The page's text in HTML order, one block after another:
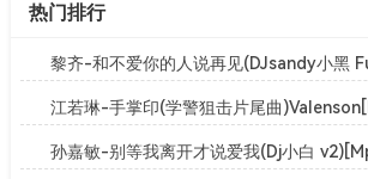
热门排行
黎齐-和不爱你的人说再见(DJsandy小黑
江若琳-手掌印(学警狙击片尾曲
孙嘉敏-别等我离开才说爱我(Dj小白